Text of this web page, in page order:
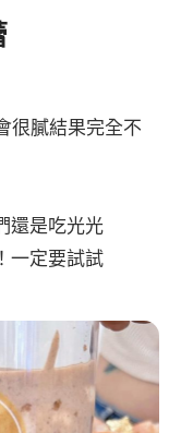
很膩結果完全不
還是吃光光
一定要試試